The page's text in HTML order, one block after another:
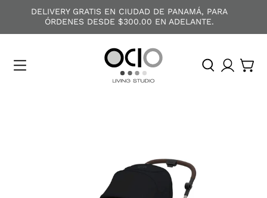
DELIVERY GRATIS EN CIUDAD DE PANAMÁ, PARA
ÓRDENES DESDE $300.00 EN ADELANTE.